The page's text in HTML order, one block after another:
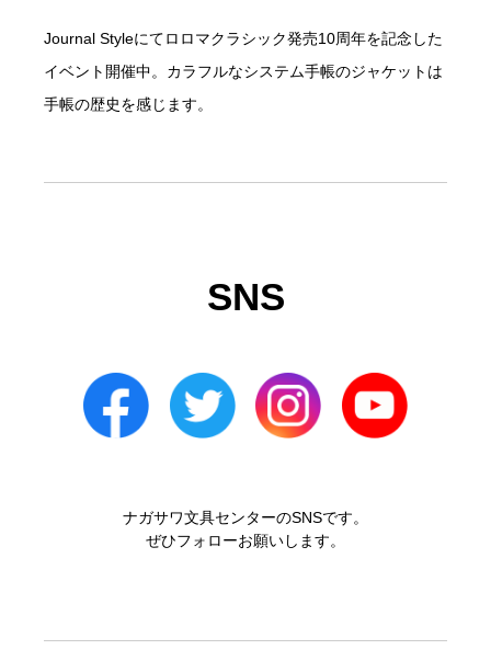
Journal Styleにてロロマクラシック発売10周年を記念した
イベント開催中。カラフルなシステム手帳のジャケットは
手帳の歴史を感じます。
SNS
ナガサワ文具センターのSNSです。
ぜひフォローお願いします。